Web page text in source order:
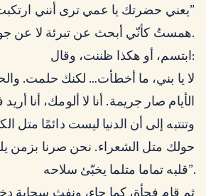
– ” يعني حضرتك يا عمي ترى أنني ارتكبت خطأ؟”
همستُ كأنّي أبحث عن تبرئة لا عن جواب.
ابتسم، أو هكذا ظننت، وقال:
الأيام صار جريمة. أنا لا ألومك، أنا
وتنتبه إلى أن الدنيا ليست دائمًا متل
حولك متل الشعراء. نحن صرنا بزمن
قلبه تماما متلما يخبّئ سلاحه”.